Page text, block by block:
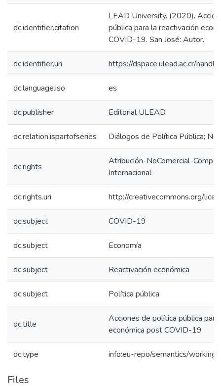
dc.identifier.citation
LEAD University. (2020).
pública para la reactivación
COVID-19. San José: Autor.
dc.identifier.uri https://dspace.ulead.ac.cr/
dc.language.iso es
dc.publisher Editorial ULEAD
dc.relation.ispartofseries Diálogos de Política Pública;
dc.rights
Atribución-NoComercial-
Internacional
dc.rights.uri http://creativecommons.org/
dc.subject COVID-19
dc.subject Economía
dc.subject Reactivación económica
dc.subject Política pública
dc.title
Acciones de política pública
económica post COVID-19
dc.type info:eu-repo/semantics/
Files